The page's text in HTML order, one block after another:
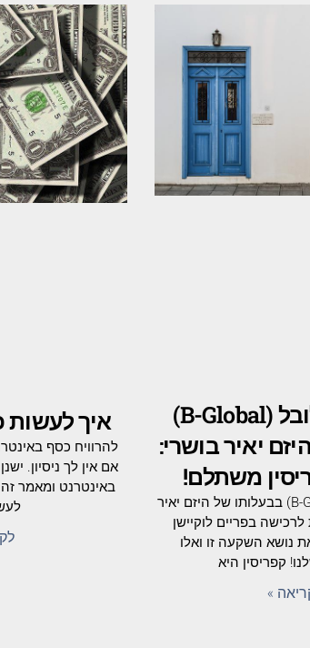
חברת בי גלובל (B-Global)
יאיר בושרי:
משתלם!
חברת בי גלובל (B-Global) בבעלותו של היזם יאיר
בפריים לוקיישן
נושא השקעה זו ואלו
קפריסין היא
»
איך לעשות
להרוויח כסף
אם אין לך ניסיון.
באינטרנט ומאמר